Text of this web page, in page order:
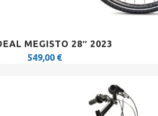
MEGISTO 28″ 2023
549,00 €